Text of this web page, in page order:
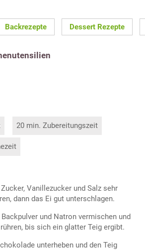
Backrezepte Dessert Rezepte
20 min. Zubereitungszeit
Vanillezucker und Salz sehr
dann das Ei gut unterschlagen.
Backpulver und Natron vermischen und
bis sich ein glatter Teig ergibt.
unterheben und den Teig